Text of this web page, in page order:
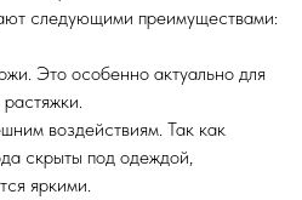
следующими преимуществами:
Это особенно актуально для
воздействиям. Так как
скрыты под одеждой,
яркими.